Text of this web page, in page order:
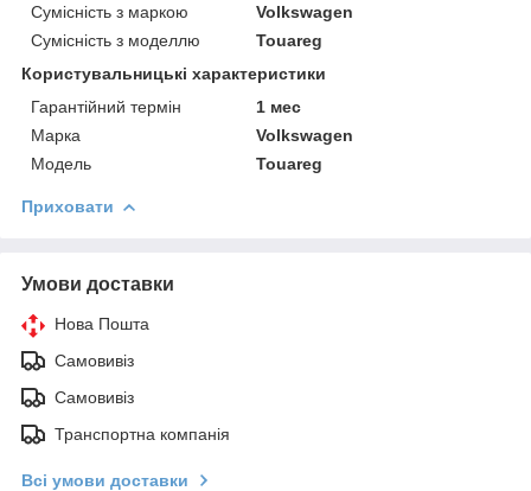
Сумісність з маркою
Volkswagen
Сумісність з моделлю
Touareg
Користувальницькі характеристики
Гарантійний термін
1 мес
Марка
Volkswagen
Модель
Touareg
Приховати
Умови доставки
Нова Пошта
Самовивіз
Самовивіз
Транспортна компанія
Всі умови доставки